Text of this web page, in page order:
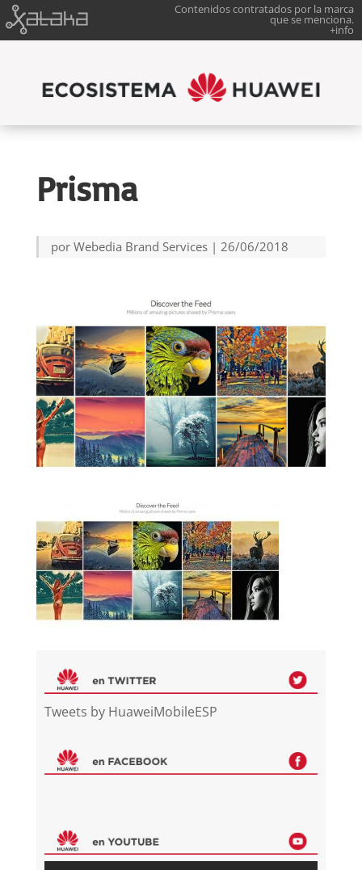
Contenidos contratados por la marca
que se menciona.
+info
Prisma
por Webedia Brand Services| 26/06/2018
Tweets by HuaweiMobileESP